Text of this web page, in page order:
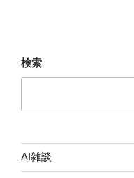
検索
AI雑談